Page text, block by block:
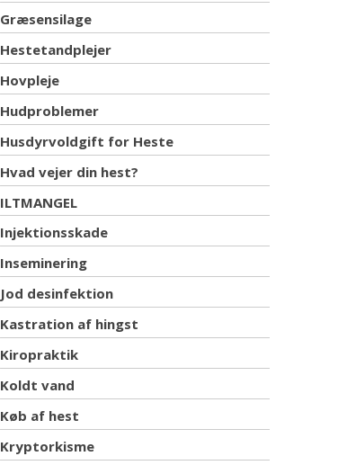
Græsensilage
Hestetandplejer
Hovpleje
Hudproblemer
Husdyrvoldgift for Heste
Hvad vejer din hest?
ILTMANGEL
Injektionsskade
Inseminering
Jod desinfektion
Kastration af hingst
Kiropraktik
Koldt vand
Køb af hest
Kryptorkisme